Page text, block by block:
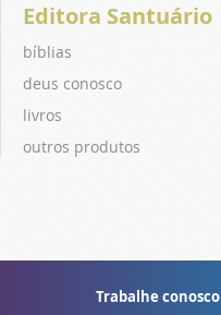
Editora Santuário
bíblias
deus conosco
livros
outros produtos
Trabalhe conosco